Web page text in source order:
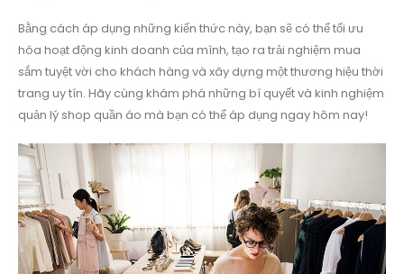
Bằng cách áp dụng những kiến thức này, bạn sẽ có thể tối ưu
hóa hoạt động kinh doanh của mình, tạo ra trải nghiệm mua
sắm tuyệt vời cho khách hàng và xây dựng một thương hiệu thời
trang uy tín. Hãy cùng khám phá những bí quyết và kinh nghiệm
quản lý shop quần áo mà bạn có thể áp dụng ngay hôm nay!